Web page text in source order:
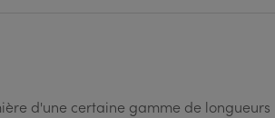
d'une certaine gamme de longueurs